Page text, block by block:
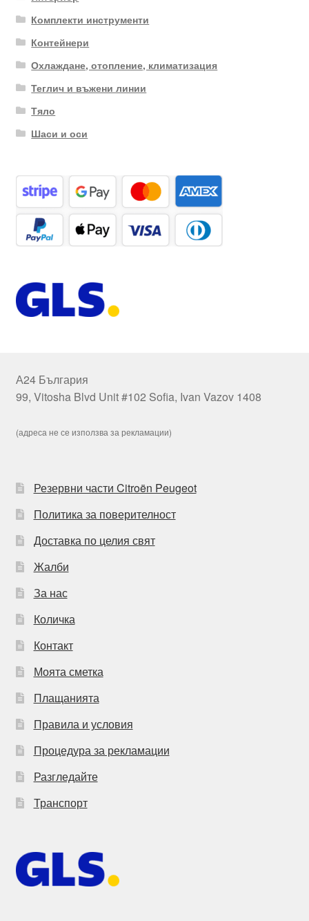
Комплекти инструменти
Контейнери
Охлаждане, отопление, климатизация
Теглич и въжени линии
Тяло
Шаси и оси
А24 България
99, Vitosha Blvd Unit #102 Sofia, Ivan Vazov 1408
(адреса не се използва за рекламации)
Резервни части Citroën Peugeot
Политика за поверителност
Доставка по целия свят
Жалби
За нас
Количка
Контакт
Моята сметка
Плащанията
Правила и условия
Процедура за рекламации
Разгледайте
Транспорт